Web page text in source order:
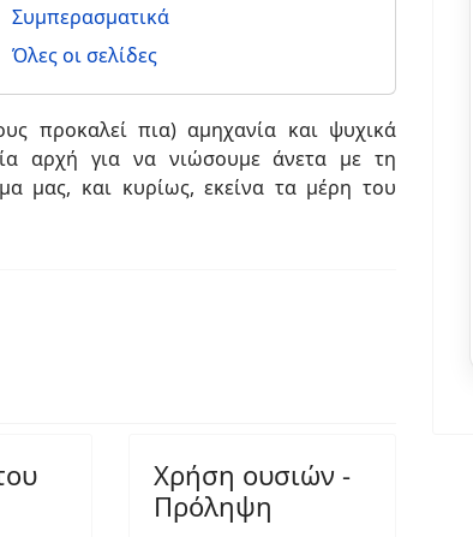
Συμπερασματικά
Όλες οι σελίδες
προκαλεί πια) αμηχανία και ψυχικά
αρχή για να νιώσουμε άνετα με τη
μας, και κυρίως, εκείνα τα μέρη του
Χρήση ουσιών -
Πρόληψη